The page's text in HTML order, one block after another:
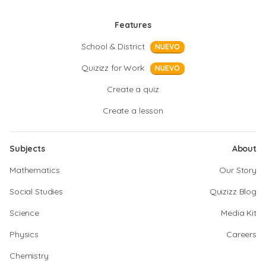
Features
School & District
NUEVO
Quizizz for Work NUEVO
Create a quiz
Create a lesson
Subjects
Mathematics
Social Studies
Science
Physics
Chemistry
About
Our Story
Quizizz Blog
Media Kit
Careers